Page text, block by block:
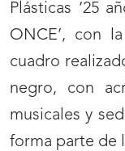
Plásticas ‘25
ONCE’, con
cuadro
negro, con
musicales y
forma parte de